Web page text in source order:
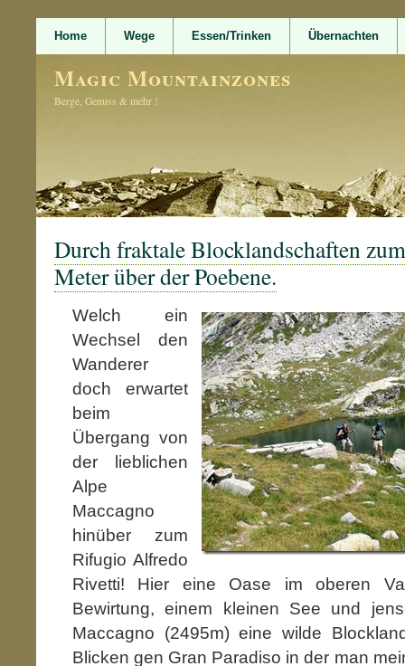
Home Wege Essen/Trinken Übernachten
Magic Mountainzones
Berge, Genuss & mehr !
Durch fraktale Blocklandschaften
Meter über der Poebene.
Welch ein
Wechsel den
Wanderer
doch erwartet
beim
Übergang von
der lieblichen
Alpe
Maccagno
hinüber zum
Rifugio Alfredo
Rivetti! Hier eine Oase im oberen
Bewirtung, einem kleinen See und
Maccagno (2495m) eine wilde
Blicken gen Gran Paradiso in der man